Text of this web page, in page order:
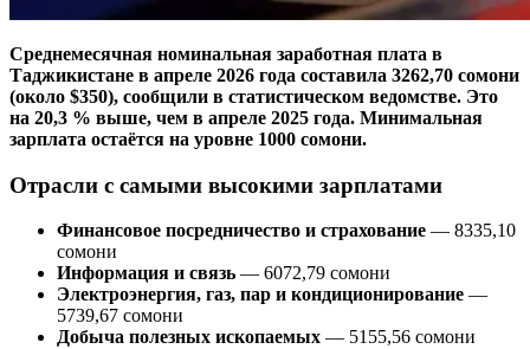
Среднемесячная номинальная заработная плата в
Таджикистане в апреле 2026 года составила 3262,70 сомони
(около $350), сообщили в статистическом ведомстве. Это
на 20,3 % выше, чем в апреле 2025 года. Минимальная
зарплата остаётся на уровне 1000 сомони.
Отрасли с самыми высокими зарплатами
Финансовое посредничество и страхование — 8335,10
сомони
Информация и связь — 6072,79 сомони
Электроэнергия, газ, пар и кондиционирование —
5739,67 сомони
Добыча полезных ископаемых — 5155,56 сомони